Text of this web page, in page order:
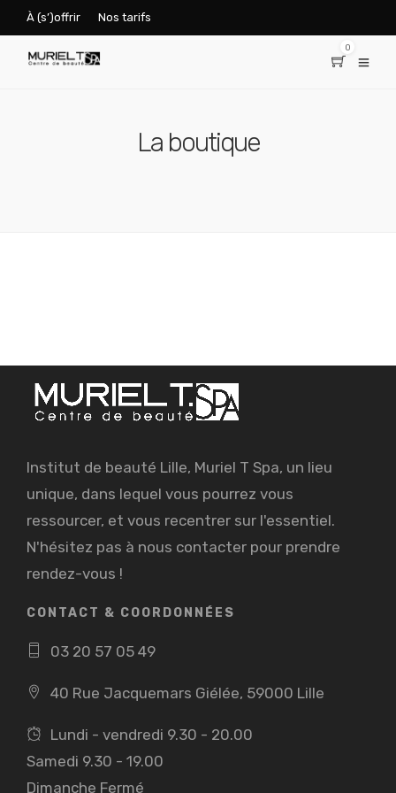
À (s’)offrir Nos tarifs
0
La boutique
Institut de beauté Lille, Muriel T Spa, un lieu
unique, dans lequel vous pourrez vous
ressourcer, et vous recentrer sur l'essentiel.
N'hésitez pas à nous contacter pour prendre
rendez-vous !
CONTACT & COORDONNÉES
03 20 57 05 49
40 Rue Jacquemars Giélée, 59000 Lille
Lundi - vendredi 9.30 - 20.00
Samedi 9.30 - 19.00
Dimanche Fermé